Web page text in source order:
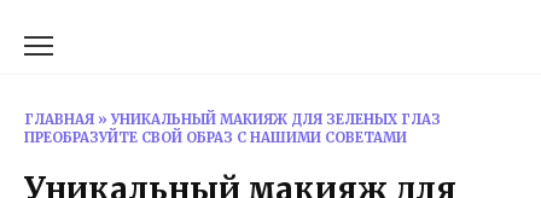
ГЛАВНАЯ »УНИКАЛЬНЫЙ МАКИЯЖ ДЛЯ ЗЕЛЕНЫХ ГЛАЗ
ПРЕОБРАЗУЙТЕ СВОЙ ОБРАЗ С НАШИМИ СОВЕТАМИ
Уникальный макияж для